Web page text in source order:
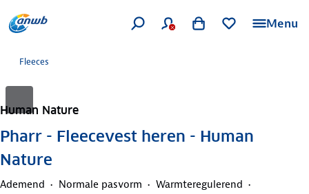
Menu
Fleeces
Human Nature
Pharr - Fleecevest heren - Human
Nature
Ademend Normale pasvorm
Warmteregulerend